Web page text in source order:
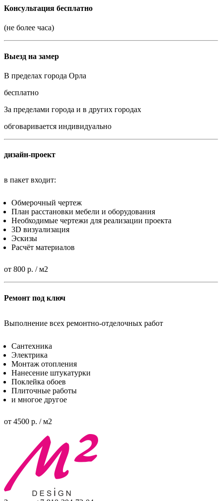
Консультация бесплатно
(не более часа)
Выезд на замер
В пределах города Орла
бесплатно
За пределами города и в других городах
обговаривается индивидуально
дизайн-проект
в пакет входит:
Обмерочный чертеж
План расстановки мебели и оборудования
Необходимые чертежи для реализации проекта
3D визуализация
Эскизы
Расчёт материалов
от 800 р. / м2
Ремонт под ключ
Выполнение всех ремонтно-отделочных работ
Сантехника
Электрика
Монтаж отопления
Нанесение штукатурки
Поклейка обоев
Плиточные работы
и многое другое
от 4500 р. / м2